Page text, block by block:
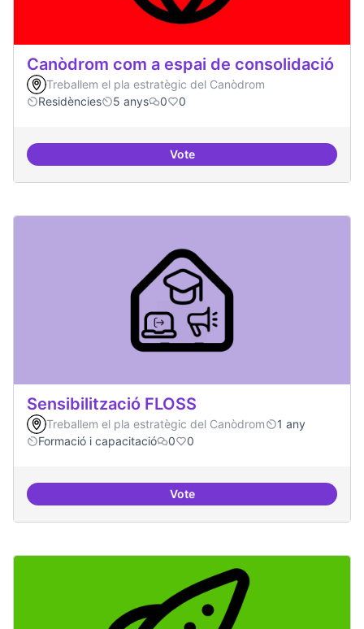
Canòdrom com a espai de consolidació
Treballem el pla estratègic del Canòdrom
Residències
5 anys 0 0
VoteCanòdrom com a espai de
Sensibilització FLOSS
Treballem el pla estratègic del Canòdrom
1 any
Formació i capacitació
0 0
VoteSensibilització FLOSS